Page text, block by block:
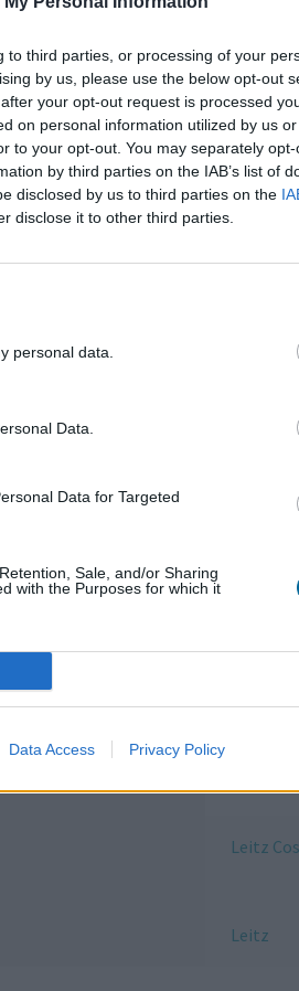
to third parties, or processing of your
by us, please use the below opt-out
your opt-out request is processed
on personal information utilized by us
to your opt-out. You may separately
by third parties on the IAB’s list of
disclosed by us to third parties on the
disclose it to other third parties.
personal data.
Data.
Data for Targeted
Sale, and/or Sharing
with the Purposes for which it
Data Access Privacy Policy
Leitz
Leitz